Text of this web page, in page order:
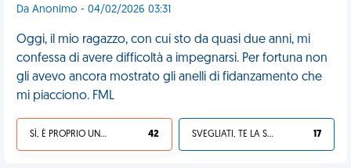
Da Anonimo - 04/02/2026 03:31
Oggi, il mio ragazzo, con cui sto da quasi due anni, mi
confessa di avere difficoltà a impegnarsi. Per fortuna non
gli avevo ancora mostrato gli anelli di fidanzamento che
mi piacciono. FML
SÌ, È PROPRIO UNA VDM! 42 SVEGLIATI, TE LA SEI CERCATA! 17